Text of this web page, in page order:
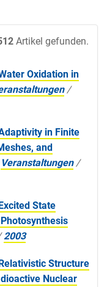
Artikel gefunden.
Datum
Oxidation in
/
in Finite
and
Veranstaltungen /
State
2003
Structure
Nuclear